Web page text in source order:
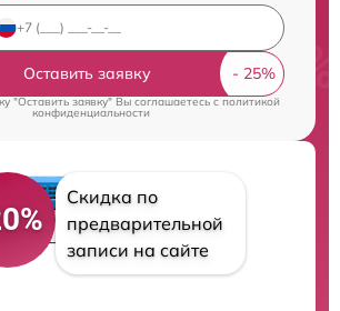
Оставить заявку
"Оставить заявку" Вы соглашаетесь cполитикой
конфиденциальности
Скидка по
предварительной
записи на сайте